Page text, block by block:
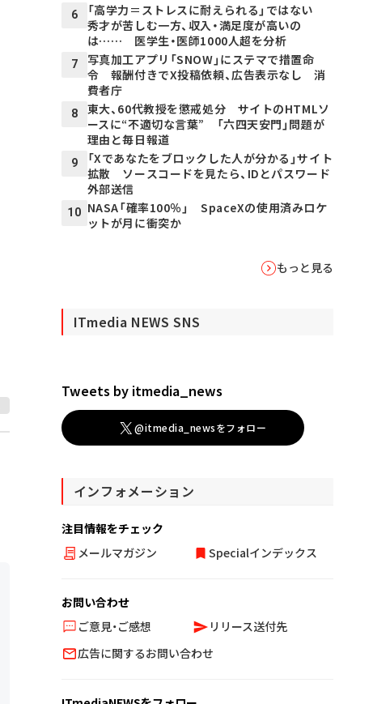
6
「高学力＝ストレスに耐えられる」ではない
秀才が苦しむ一方、収入・満足度が高いの
は…… 医学生・医師1000人超を分析
7
写真加工アプリ「SNOW」にステマで措置命
令 報酬付きでX投稿依頼、広告表示なし 消
費者庁
8
東大、60代教授を懲戒処分 サイトのHTMLソ
ースに“不適切な言葉” 「六四天安門」問題が
理由と毎日報道
9
「Xであなたをブロックした人が分かる」サイト
拡散 ソースコードを見たら、IDとパスワード
外部送信
10 NASA「確率100％」 SpaceXの使用済みロケ
ットが月に衝突か
もっと見る
ITmedia NEWS SNS
Tweets by itmedia_news
@itmedia_newsをフォロー
インフォメーション
注目情報をチェック
メールマガジン
Specialインデックス
お問い合わせ
ご意見・ご感想
リリース送付先
広告に関するお問い合わせ